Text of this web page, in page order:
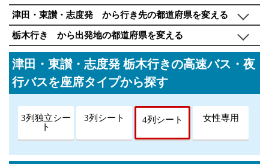
津田・東讃・志度発 から行き先の都道府県を変える
栃木行き から出発地の都道府県を変える
津田・東讃・志度発 栃木行きの高速バス・夜
行バスを座席タイプから探す
3列独立シー
ト
3列シート 4列シート 女性専用